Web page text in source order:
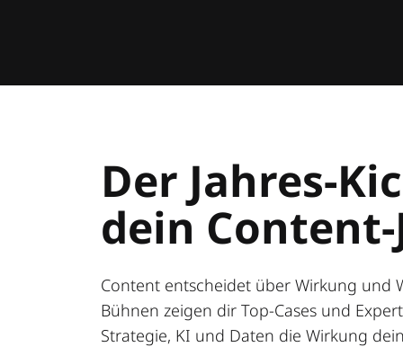
Der Jahres-
dein Content-
Content entscheidet über Wirkung und
Bühnen zeigen dir Top-Cases und
Strategie, KI und Daten die Wirkung